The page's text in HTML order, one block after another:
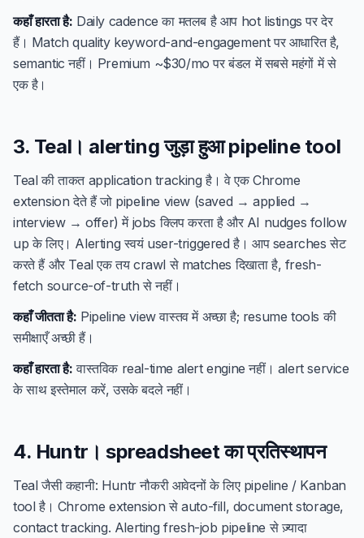
कहाँ हारता है: Daily cadence का मतलब है आप hot listings पर देर
हैं। Match quality keyword-and-engagement पर आधारित है,
semantic नहीं। Premium ~$30/mo पर बंडल में सबसे महंगों में से
एक है।
3. Teal। alerting जुड़ा हुआ pipeline tool
Teal की ताकत application tracking है। वे एक Chrome
extension देते हैं जो pipeline view (saved → applied →
interview → offer) में jobs क्लिप करता है और AI nudges follow
up के लिए। Alerting स्वयं user-triggered है। आप searches सेट
करते हैं और Teal एक तय crawl से matches दिखाता है, fresh-
fetch source-of-truth से नहीं।
कहाँ जीतता है: Pipeline view वास्तव में अच्छा है; resume tools की
समीक्षाएँ अच्छी हैं।
कहाँ हारता है: वास्तविक real-time alert engine नहीं। alert service
के साथ इस्तेमाल करें, उसके बदले नहीं।
4. Huntr। spreadsheet का प्रतिस्थापन
Teal जैसी कहानी: Huntr नौकरी आवेदनों के लिए pipeline / Kanban
tool है। Chrome extension से auto-fill, document storage,
contact tracking. Alerting fresh-job pipeline से ज़्यादा